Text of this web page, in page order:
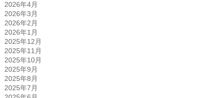
2026年4月
2026年3月
2026年2月
2026年1月
2025年12月
2025年11月
2025年10月
2025年9月
2025年8月
2025年7月